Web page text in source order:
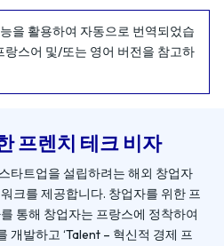
을 활용하여 자동으로 번역되었습
랑스어 및/또는 영어 버전을 참고하
프렌치 테크 비자
타트업을 설립하려는 해외 창업자
크를 제공합니다. 창업자를 위한 프
통해 창업자는 프랑스에 정착하여
개발하고 ‘Talent – 혁신적 경제 프